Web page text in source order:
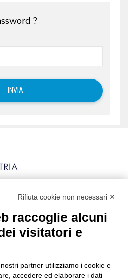
?
Rifiuta cookie non necessari ✕
raccoglie alcuni
visitatori e
partner utilizziamo i cookie e
accedere ed elaborare i dati